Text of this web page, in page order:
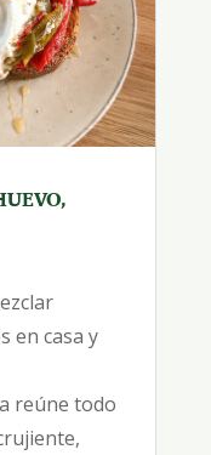
en casa y
reúne todo